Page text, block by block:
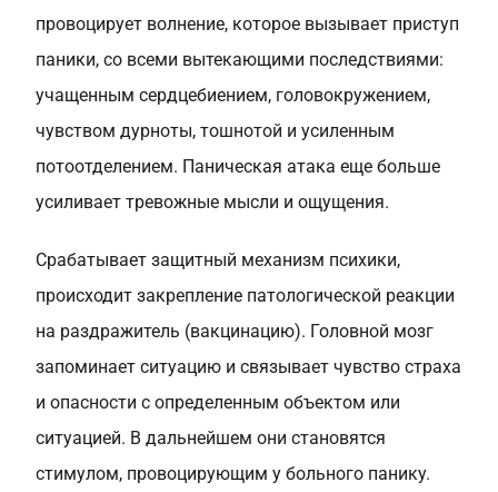
провоцирует волнение, которое вызывает приступ
паники, со всеми вытекающими последствиями:
учащенным сердцебиением, головокружением,
чувством дурноты, тошнотой и усиленным
потоотделением. Паническая атака еще больше
усиливает тревожные мысли и ощущения.
Срабатывает защитный механизм психики,
происходит закрепление патологической реакции
на раздражитель (вакцинацию). Головной мозг
запоминает ситуацию и связывает чувство страха
и опасности с определенным объектом или
ситуацией. В дальнейшем они становятся
стимулом, провоцирующим у больного панику.